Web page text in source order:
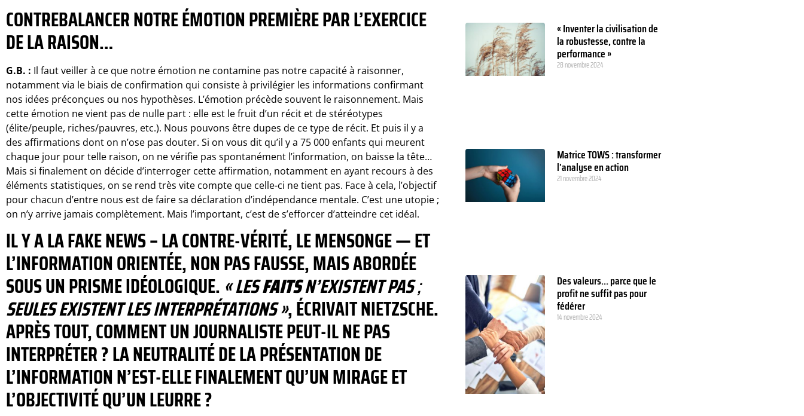
CONTREBALANCER NOTRE ÉMOTION PREMIÈRE PAR L’EXERCICE
DE LA RAISON…
G.B. : Il faut veiller à ce que notre émotion ne contamine pas notre capacité à raisonner,
notamment via le biais de confirmation qui consiste à privilégier les informations confirmant
nos idées préconçues ou nos hypothèses. L’émotion précède souvent le raisonnement. Mais
cette émotion ne vient pas de nulle part : elle est le fruit d’un récit et de stéréotypes
(élite/peuple, riches/pauvres, etc.). Nous pouvons être dupes de ce type de récit. Et puis il y a
des affirmations dont on n’ose pas douter. Si on vous dit qu’il y a 75 000 enfants qui meurent
chaque jour pour telle raison, on ne vérifie pas spontanément l’information, on baisse la tête…
Mais si finalement on décide d’interroger cette affirmation, notamment en ayant recours à des
éléments statistiques, on se rend très vite compte que celle-ci ne tient pas. Face à cela, l’objectif
pour chacun d’entre nous est de faire sa déclaration d’indépendance mentale. C’est une utopie ;
on n’y arrive jamais complètement. Mais l’important, c’est de s’efforcer d’atteindre cet idéal.
IL Y A LA FAKE NEWS – LA CONTRE-VÉRITÉ, LE MENSONGE — ET
L’INFORMATION ORIENTÉE, NON PAS FAUSSE, MAIS ABORDÉE
SOUS UN PRISME IDÉOLOGIQUE. « LESFAITSN’EXISTENT PAS;
SEULES EXISTENT LES INTERPRÉTATIONS », ÉCRIVAIT NIETZSCHE.
APRÈS TOUT, COMMENT UN JOURNALISTE PEUT-IL NE PAS
INTERPRÉTER ? LA NEUTRALITÉ DE LA PRÉSENTATION DE
L’INFORMATION N’EST-ELLE FINALEMENT QU’UN MIRAGE ET
L’OBJECTIVITÉ QU’UN LEURRE ?
« Inventer la civilisation de
la robustesse, contre la
performance »
28 novembre 2024
Matrice TOWS : transformer
l’analyse en action
21 novembre 2024
Des valeurs… parce que le
profit ne suffit pas pour
fédérer
14 novembre 2024